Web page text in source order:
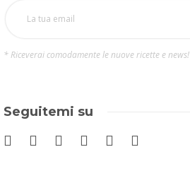
* Riceverai comodamente le nuove ricette e news!
Seguitemi su